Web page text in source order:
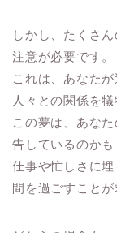
しかし、たくさ
注意が必要です。
これは、あなた
人々との関係を
この夢は、あな
告しているのかも
仕事や忙しさに
間を過ごすことが